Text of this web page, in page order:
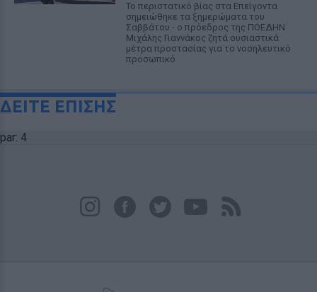
Το περιστατικό βίας στα Επείγοντα
σημειώθηκε τα ξημερώματα του
Σαββάτου - ο πρόεδρος της ΠΟΕΔΗΝ
Μιχάλης Γιαννάκος ζητά ουσιαστικά
μέτρα προστασίας για το νοσηλευτικό
προσωπικό
ΔΕΙΤΕ ΕΠΙΣΗΣ
par: 4